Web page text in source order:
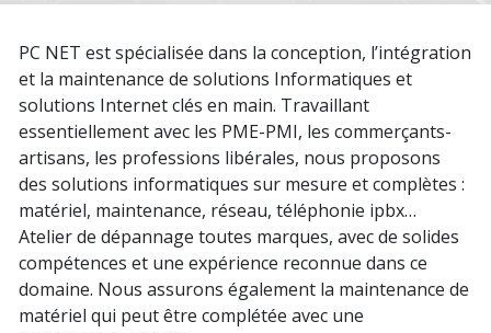
PC NET est spécialisée dans la conception, l’intégration
et la maintenance de solutions Informatiques et
solutions Internet clés en main. Travaillant
essentiellement avec les PME-PMI, les commerçants-
artisans, les professions libérales, nous proposons
des solutions informatiques sur mesure et complètes :
matériel, maintenance, réseau, téléphonie ipbx…
Atelier de dépannage toutes marques, avec de solides
compétences et une expérience reconnue dans ce
domaine. Nous assurons également la maintenance de
matériel qui peut être complétée avec une